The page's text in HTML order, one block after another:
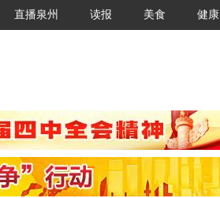
直播泉州 读报 美食 健康